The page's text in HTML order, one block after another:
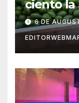
ciento la
6 DE